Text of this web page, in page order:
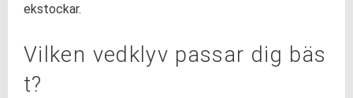
ekstockar.
Vilken vedklyv passar dig bäs
t?